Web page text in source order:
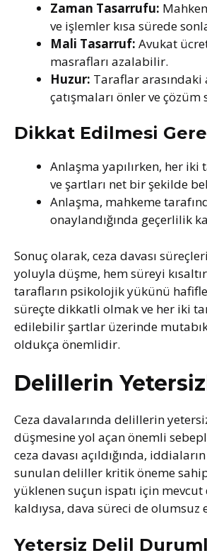
Zaman Tasarrufu:
ve işlemler kısa sürede
Mali Tasarruf: Avukat
masrafları azalabilir.
Huzur: Taraflar arasındaki
çatışmaları önler ve çözüm
Dikkat Edilmesi
Anlaşma yapılırken, her iki
ve şartları net bir şekilde
Anlaşma, mahkeme
onaylandığında geçerlilik
Sonuç olarak, ceza davası
yoluyla düşme, hem süreyi
tarafların psikolojik yükünü
süreçte dikkatli olmak ve her iki
edilebilir şartlar üzerinde
oldukça önemlidir.
Delillerin
Ceza davalarında delillerin
düşmesine yol açan önemli
ceza davası açıldığında,
sunulan deliller kritik öneme
yüklenen suçun ispatı için
kaldıysa, dava süreci de olumsuz
Yetersiz Delil